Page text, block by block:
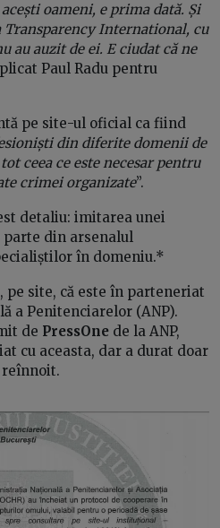
oameni, e prima dată. Și
International, cu
au auzit de ei. E ciudat că ne
Paul Radu pentru
pe site-ul oficial ca fiind
din diferite domenii de
ceea ce este necesar pentru
crimei organizate”.
detaliu: imitarea unei
din arsenalul
în domeniu.*
pe site, că este în parteneriat
a Penitenciarelor (ANP).
de PressOne de la ANP,
cu aceasta, dar a durat doar
reînnoit.